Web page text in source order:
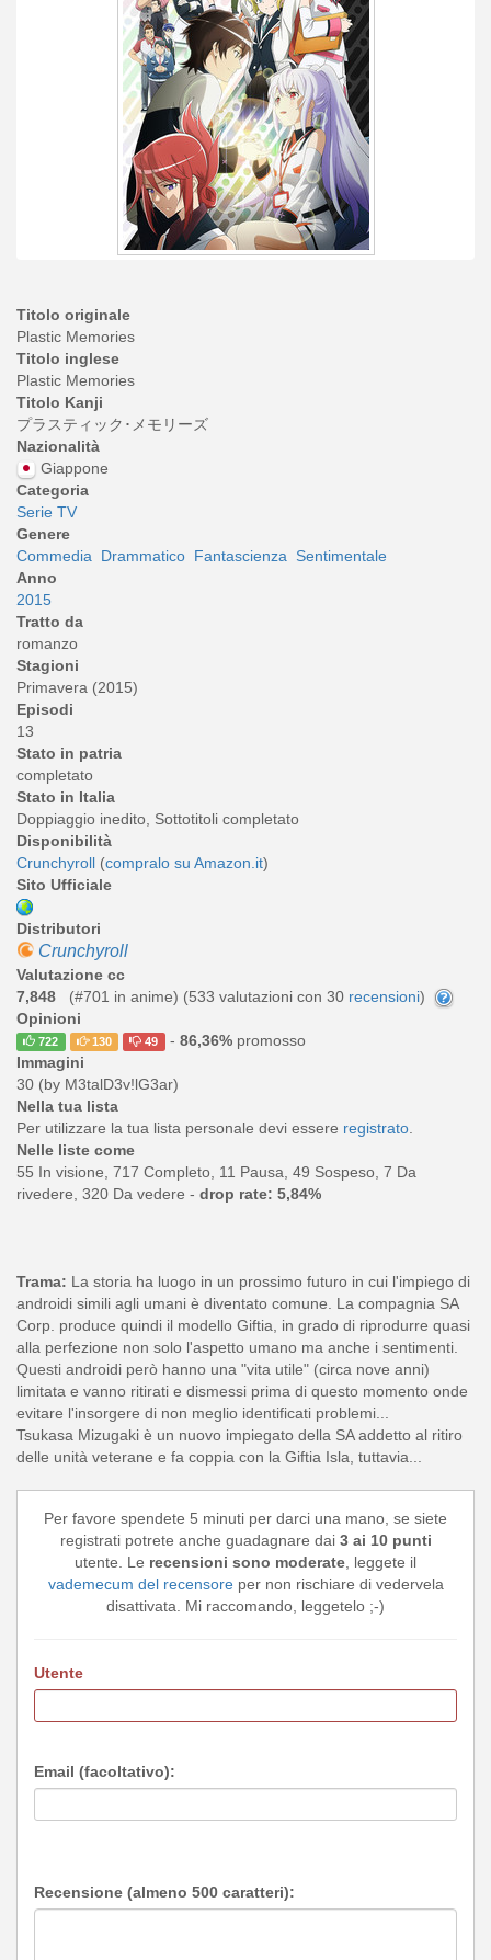
Titolo originale
Plastic Memories
Titolo inglese
Plastic Memories
Titolo Kanji
プラスティック･メモリーズ
Nazionalità
Giappone
Categoria
Serie TV
Genere
Commedia
Drammatico Fantascienza
Sentimentale
Anno
2015
Tratto da
romanzo
Stagioni
Primavera (2015)
Episodi
13
Stato in patria
completato
Stato in Italia
Doppiaggio inedito, Sottotitoli completato
Disponibilità
Crunchyroll (compralo su Amazon.it)
Sito Ufficiale
Distributori
Crunchyroll
Valutazione cc
7,848
(#701 in anime) (533 valutazioni con 30 recensioni)
Opinioni
722 130 49 - 86,36%promosso
Immagini
30 (by M3talD3v!lG3ar)
Nella tua lista
Per utilizzare la tua lista personale devi essere registrato.
Nelle liste come
55 In visione, 717 Completo, 11 Pausa, 49 Sospeso, 7 Da
rivedere, 320 Da vedere - drop rate: 5,84%
Trama: La storia ha luogo in un prossimo futuro in cui l'impiego di
androidi simili agli umani è diventato comune. La compagnia SA
Corp. produce quindi il modello Giftia, in grado di riprodurre quasi
alla perfezione non solo l'aspetto umano ma anche i sentimenti.
Questi androidi però hanno una "vita utile" (circa nove anni)
limitata e vanno ritirati e dismessi prima di questo momento onde
evitare l'insorgere di non meglio identificati problemi...
Tsukasa Mizugaki è un nuovo impiegato della SA addetto al ritiro
delle unità veterane e fa coppia con la Giftia Isla, tuttavia...
Per favore spendete 5 minuti per darci una mano, se siete
registrati potrete anche guadagnare dai 3 ai 10 punti
utente. Le recensioni sono moderate, leggete il
vademecum del recensoreper non rischiare di vedervela
disattivata. Mi raccomando, leggetelo ;-)
Utente
Email (facoltativo):
Recensione (almeno 500 caratteri):